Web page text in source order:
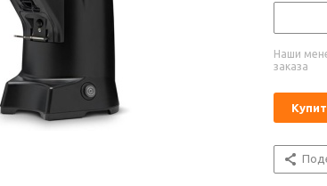
Наши
заказа